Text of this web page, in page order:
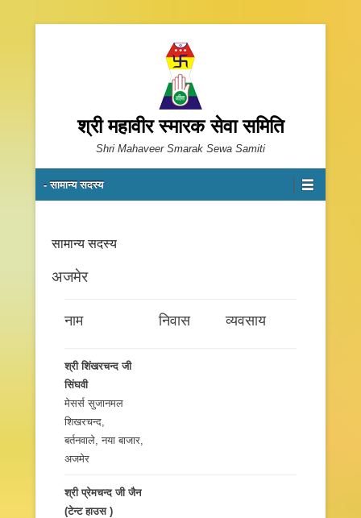
श्री महावीर स्मारक सेवा समिति
Shri Mahaveer Smarak Sewa Samiti
Primary Menu
Skip to content
- सामान्य सदस्य
सामान्य सदस्य
अजमेर
नाम निवास व्यवसाय
श्री शिंखरचन्द जी
सिंघवी
मेसर्स सुजानमल
शिखरचन्द,
बर्तनवाले, नया बाजार,
अजमेर
श्री प्रेमचन्द जी जैन
(टेन्ट हाउस )